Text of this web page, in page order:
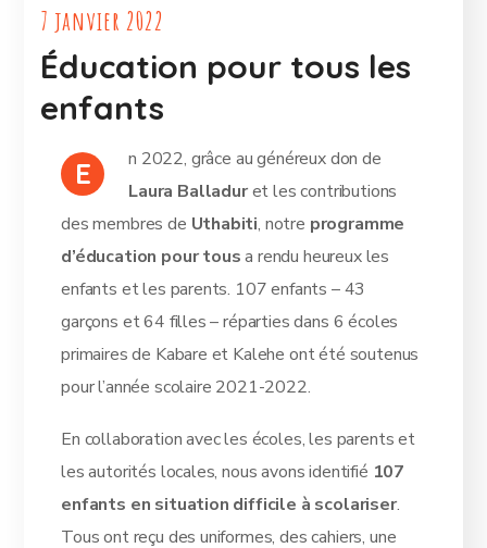
7 janvier 2022
Éducation pour tous les
enfants
E
n 2022, grâce au généreux don de
Laura Balladuret les contributions
des membres de Uthabiti, notre programme
d’éducation pour tousa rendu heureux les
enfants et les parents. 107 enfants – 43
garçons et 64 filles – réparties dans 6 écoles
primaires de Kabare et Kalehe ont été soutenus
pour l’année scolaire 2021-2022.
En collaboration avec les écoles, les parents et
les autorités locales, nous avons identifié 107
enfants en situation difficile à scolariser.
Tous ont reçu des uniformes, des cahiers, une